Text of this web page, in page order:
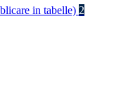
in tabelle) 2